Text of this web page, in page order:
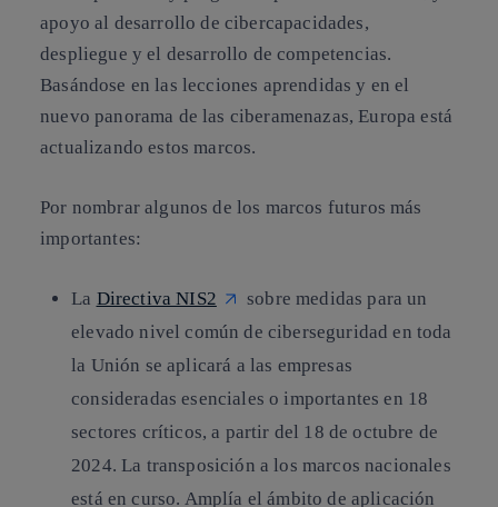
apoyo al desarrollo de cibercapacidades,
despliegue y el desarrollo de competencias.
Basándose en las lecciones aprendidas y en el
nuevo panorama de las ciberamenazas, Europa está
actualizando estos marcos.
Por nombrar algunos de los marcos futuros más
importantes:
La Directiva NIS2
sobre medidas para un
elevado nivel común de ciberseguridad en toda
la Unión se aplicará a las empresas
consideradas esenciales o importantes en 18
sectores críticos, a partir del 18 de octubre de
2024. La transposición a los marcos nacionales
está en curso. Amplía el ámbito de aplicación